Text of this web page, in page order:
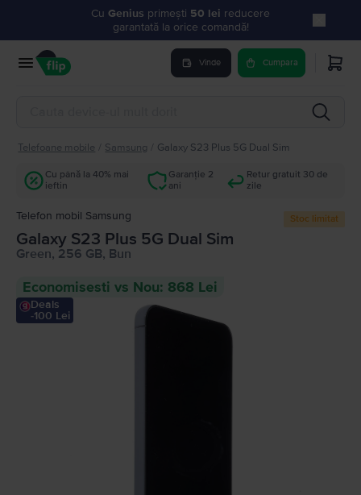
Cu Genius primești 50 lei reducere
garantată la orice comandă!
Vinde Cumpara
Telefoane mobile Samsung Galaxy S23 Plus 5G Dual Sim
Cu până la 40% mai
ieftin
Garanție 2
ani
Retur gratuit 30 de
zile
Telefon mobil Samsung Stoc limitat
Galaxy S23 Plus 5G Dual Sim
Green, 256 GB, Bun
Economisesti vs Nou: 868 Lei
Deals
-100 Lei